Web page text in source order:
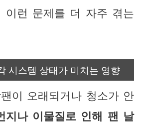
이런 문제를 더 자주 겪는
시스템 상태가 미치는 영향
이 오래되거나 청소가 안
지나 이물질로 인해 팬 날